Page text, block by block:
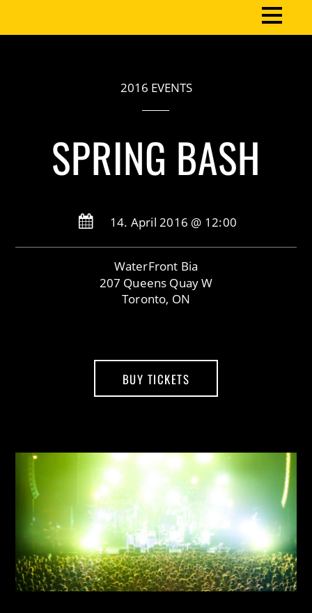
2016 EVENTS
SPRING BASH
14. April 2016 @ 12:00
WaterFront Bia
207 Queens Quay W
Toronto, ON
BUY TICKETS